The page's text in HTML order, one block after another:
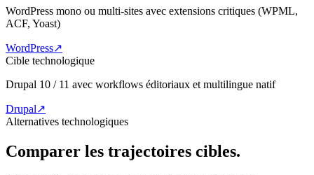
WordPress mono ou multi-sites avec extensions critiques (WPML,
ACF, Yoast)
WordPress↗
Cible technologique
Drupal 10 / 11 avec workflows éditoriaux et multilingue natif
Drupal↗
Alternatives technologiques
Comparer les trajectoires cibles.